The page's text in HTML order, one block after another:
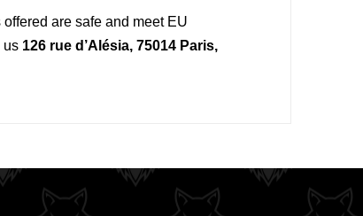
are safe and meet EU
us 126 rue d’Alésia, 75014 Paris,